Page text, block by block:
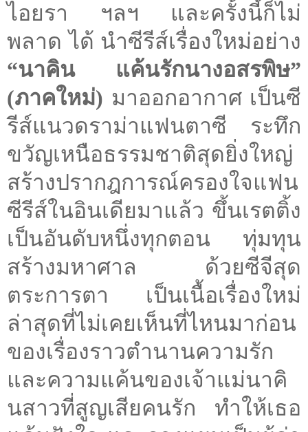
ไอยรา ฯลฯ และครั้งนี้ก็ไม่
พลาด ได้ นำซีรีส์เรื่องใหม่อย่าง
“นาคิน แค้นรักนางอสรพิษ”
(ภาคใหม่) มาออกอากาศ เป็นซี
รีส์แนวดราม่าแฟนตาซี ระทึก
ขวัญเหนือธรรมชาติสุดยิ่งใหญ่
สร้างปรากฎการณ์ครองใจแฟน
ซีรีส์ในอินเดียมาแล้ว ขึ้นเรตติ้ง
เป็นอันดับหนึ่งทุกตอน ทุ่มทุน
สร้างมหาศาล ด้วยซีจีสุด
ตระการตา เป็นเนื้อเรื่องใหม่
ล่าสุดที่ไม่เคยเห็นที่ไหนมาก่อน
ของเรื่องราวตำนานความรัก
และความแค้นของเจ้าแม่นาคิ
นสาวที่สูญเสียคนรัก ทำให้เธอ